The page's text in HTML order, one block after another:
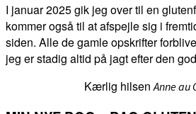
I januar 2025 gik jeg over til en
kommer også til at afspejle sig i
siden. Alle de gamle opskrifter
jeg er stadig altid på jagt efter den
Kærlig hilsenAnne au